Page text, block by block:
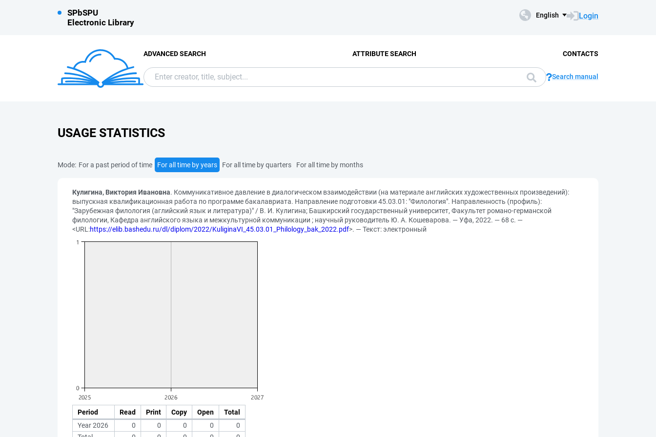
SPbSPU
Electronic Library
English Login
ADVANCED SEARCH ATTRIBUTE SEARCH CONTACTS
Search manual
USAGE STATISTICS
Mode: For a past period of time For all time by years For all time by quarters For all time by months
Кулигина, Виктория Ивановна. Коммуникативное давление в диалогическом взаимодействии (на материале английских художественных произведений):
выпускная квалификационная работа по программе бакалавриата. Направление подготовки 45.03.01: "Филология". Направленность (профиль):
"Зарубежная филология (аглийский язык и литература)" / В. И. Кулигина; Башкирский государственный университет, Факультет романо-германской
филологии, Кафедра английского языка и межкультурной коммуникации ; научный руководитель Ю. А. Кошеварова. — Уфа, 2022. — 68 с. —
<URL:https://elib.bashedu.ru/dl/diplom/2022/KuliginaVI_45.03.01_Philology_bak_2022.pdf>. — Текст: электронный
Period Read Print Copy Open
Total
Year 2026
0 0 0 0
0